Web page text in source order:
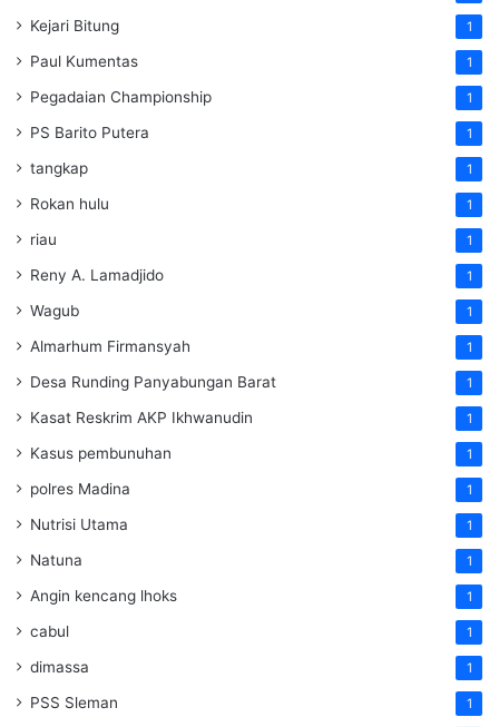
Kejari Bitung 1
Paul Kumentas 1
Pegadaian Championship 1
PS Barito Putera 1
tangkap 1
Rokan hulu 1
riau 1
Reny A. Lamadjido 1
Wagub 1
Almarhum Firmansyah 1
Desa Runding Panyabungan Barat 1
Kasat Reskrim AKP Ikhwanudin 1
Kasus pembunuhan 1
polres Madina 1
Nutrisi Utama 1
Natuna 1
Angin kencang lhoks 1
cabul 1
dimassa 1
PSS Sleman 1